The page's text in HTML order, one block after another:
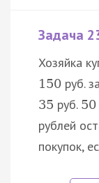
Задача
Хозяйка
150 руб.
35 руб. 50
рублей
покупок,